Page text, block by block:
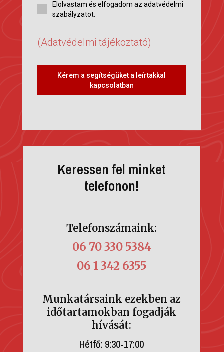
Elolvastam és elfogadom az adatvédelmi
szabályzatot.
(Adatvédelmi tájékoztató)
Kérem a segítségüket a leírtakkal
kapcsolatban
Keressen fel minket
telefonon!
Telefonszámaink:
06 70 330 5384
06 1 342 6355
Munkatársaink ezekben az
időtartamokban fogadják
hívását:
Hétfő: 9:30-17:00